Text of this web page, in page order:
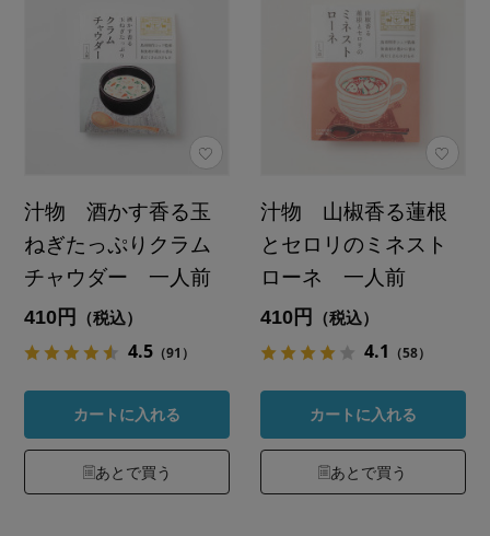
汁物 酒かす香る玉
ねぎたっぷりクラム
チャウダー 一人前
410円 （税込）
4.5 （91）
カートに入れる
あとで買う
汁物 山椒香る蓮根
とセロリのミネスト
ローネ 一人前
410円 （税込）
4.1 （58）
カートに入れる
あとで買う